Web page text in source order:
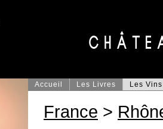
Accueil Les Livres Les Vins
France >